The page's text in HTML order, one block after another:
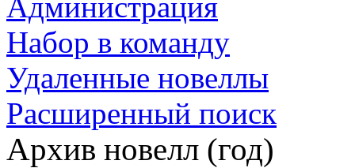
Набор в команду
Удаленные новеллы
Расширенный поиск
Архив новелл (год)